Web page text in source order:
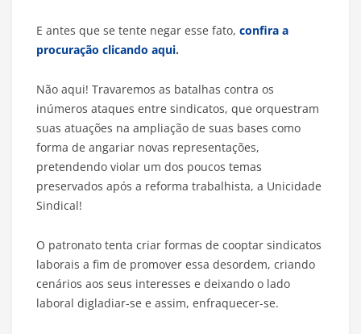
E antes que se tente negar esse fato, confira a
procuração clicando aqui.
Não aqui! Travaremos as batalhas contra os
inúmeros ataques entre sindicatos, que orquestram
suas atuações na ampliação de suas bases como
forma de angariar novas representações,
pretendendo violar um dos poucos temas
preservados após a reforma trabalhista, a Unicidade
Sindical!
O patronato tenta criar formas de cooptar sindicatos
laborais a fim de promover essa desordem, criando
cenários aos seus interesses e deixando o lado
laboral digladiar-se e assim, enfraquecer-se.